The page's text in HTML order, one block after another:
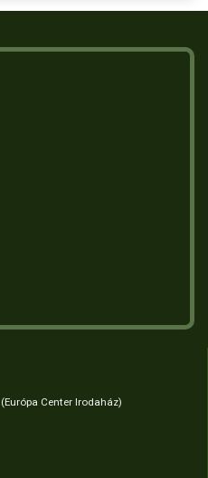
Center Irodaház)